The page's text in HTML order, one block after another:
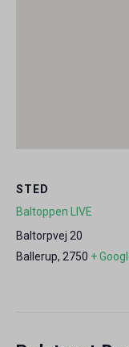
STED
Baltoppen LIVE
Baltorpvej 20
Ballerup, 2750 +